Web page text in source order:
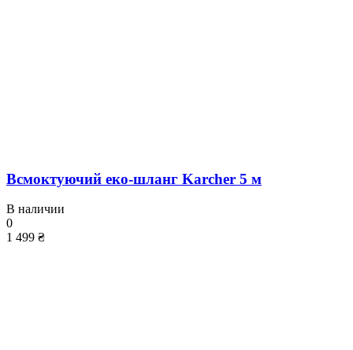
Всмоктуючий еко-шланг Karcher 5 м
В наличии
0
1 499 ₴